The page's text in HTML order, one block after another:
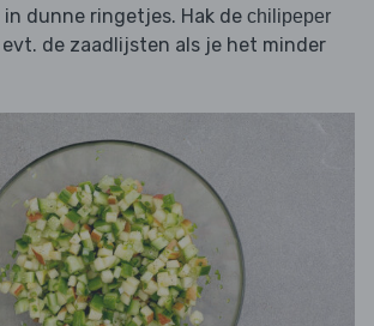
in dunne ringetjes. Hak de chilipeper
de zaadlijsten als je het minder